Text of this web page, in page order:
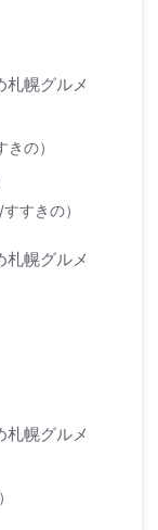
札幌グルメ
の）
すきの）
札幌グルメ
札幌グルメ